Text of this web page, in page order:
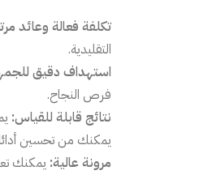
تكلفة فعالة وعائد
التقليدية.
استهداف دقيق
فرص النجاح.
نتائج قابلة للقياس:
يمكنك من تحسين
مرونة عالية: يمكنك